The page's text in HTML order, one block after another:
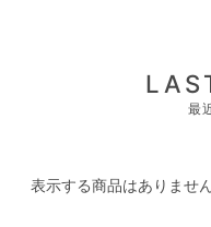
最
表示する商品はありません